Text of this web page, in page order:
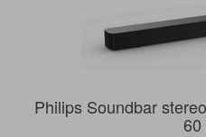
Philips Soundbar
60